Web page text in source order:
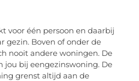
voor één persoon en daarbij
gezin. Boven of onder de
nooit andere woningen. De
jou bij eengezinswoning. De
grenst altijd aan de